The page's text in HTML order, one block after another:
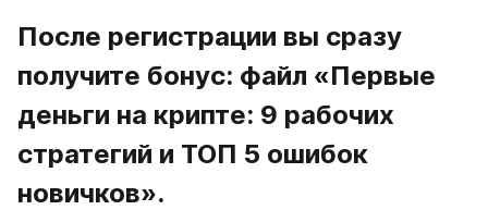
После регистрации вы сразу
получите бонус: файл «Первые
деньги на крипте: 9 рабочих
стратегий и ТОП 5 ошибок
новичков».